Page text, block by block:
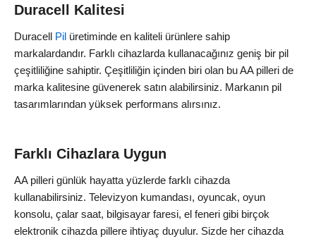
Duracell Kalitesi
Duracell Pil üretiminde en kaliteli ürünlere sahip
markalardandır. Farklı cihazlarda kullanacağınız geniş bir pil
çeşitliliğine sahiptir. Çeşitliliğin içinden biri olan bu AA pilleri de
marka kalitesine güvenerek satın alabilirsiniz. Markanın pil
tasarımlarından yüksek performans alırsınız.
Farklı Cihazlara Uygun
AA pilleri günlük hayatta yüzlerde farklı cihazda
kullanabilirsiniz. Televizyon kumandası, oyuncak, oyun
konsolu, çalar saat, bilgisayar faresi, el feneri gibi birçok
elektronik cihazda pillere ihtiyaç duyulur. Sizde her cihazda